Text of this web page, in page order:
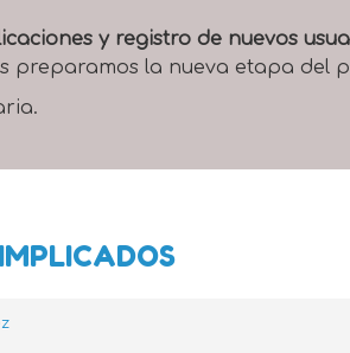
y registro de nuevos
preparamos la nueva etapa del